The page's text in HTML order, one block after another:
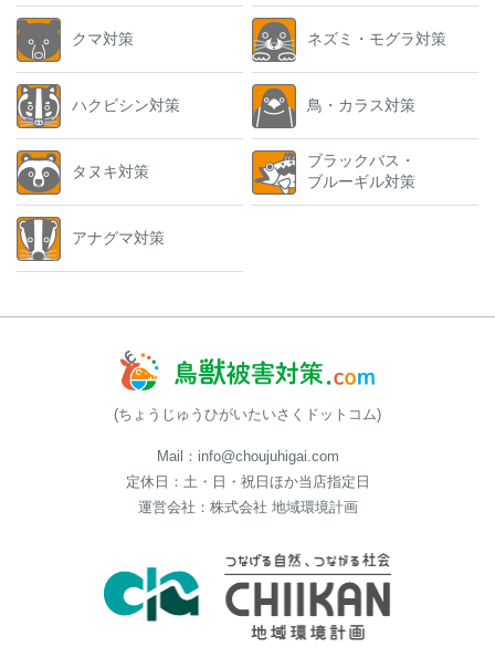
クマ対策
ハクビシン対策
タヌキ対策
アナグマ対策
ネズミ・モグラ対策
鳥・カラス対策
ブラックバス・
ブルーギル対策
(ちょうじゅうひがいたいさくドットコム)
Mail：info@choujuhigai.com
定休日：土・日・祝日ほか当店指定日
運営会社：株式会社 地域環境計画